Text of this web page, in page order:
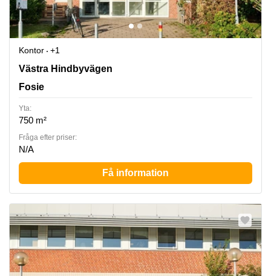
Kontor
+1
Västra Hindbyvägen 14, Fosie
Västra Hindbyvägen
Fosie
Yta:
750 m²
Fråga efter priser:
N/A
Få information